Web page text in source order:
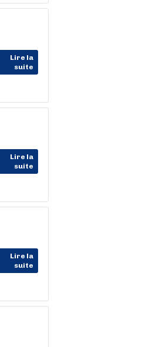
Lire la
suite
Lire la
suite
Lire la
suite